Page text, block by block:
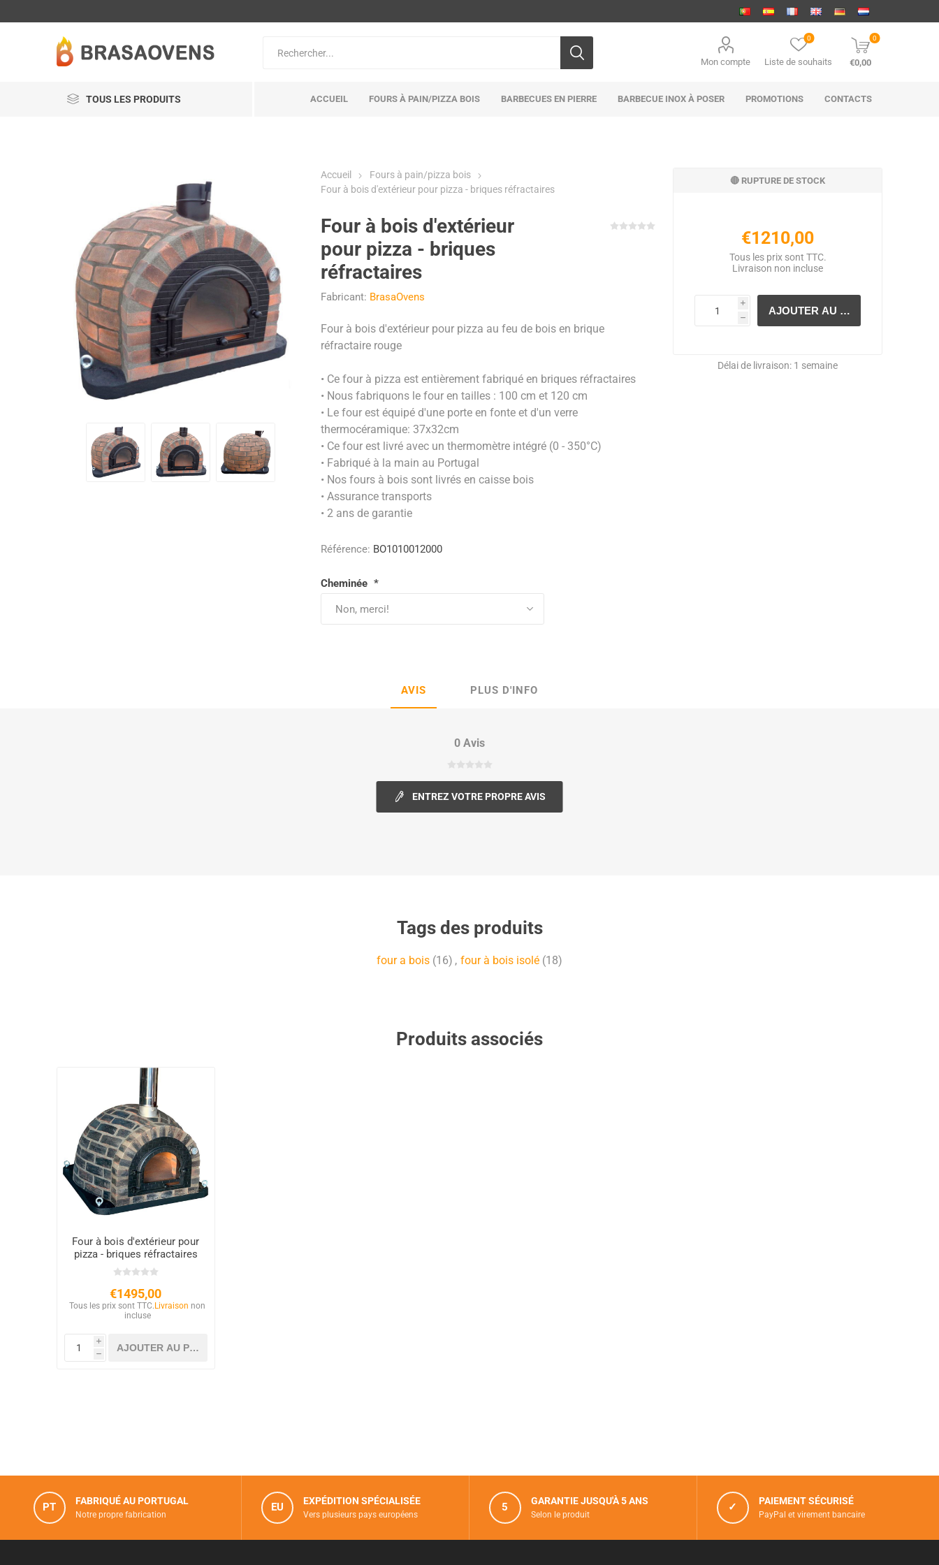
Mon compte Liste de souhaits
0 0
€0,00
TOUS LES PRODUITS ACCUEIL FOURS À PAIN/PIZZA BOIS BARBECUES EN PIERRE BARBECUE INOX À POSER PROMOTIONS CONTACTS
Accueil
Fours à pain/pizza bois
Four à bois d'extérieur pour pizza - briques réfractaires
Four à bois d'extérieur
pour pizza - briques
réfractaires
Fabricant: BrasaOvens
Four à bois d'extérieur pour pizza au feu de bois en brique
réfractaire rouge
• Ce four à pizza est entièrement fabriqué en briques réfractaires
• Nous fabriquons le four en tailles : 100 cm et 120 cm
• Le four est équipé d'une porte en fonte et d'un verre
thermocéramique: 37x32cm
• Ce four est livré avec un thermomètre intégré (0 - 350°C)
• Fabriqué à la main au Portugal
• Nos fours à bois sont livrés en caisse bois
• Assurance transports
• 2 ans de garantie
Référence: BO1010012000
Cheminée *
🔴 RUPTURE DE STOCK
€1210,00
Tous les prix sont TTC.
Livraison non incluse
i
h
Délai de livraison: 1 semaine
AVIS PLUS D'INFO
0 Avis
ENTREZ VOTRE PROPRE AVIS
Tags des produits
four a bois (16) , four à bois isolé (18)
Produits associés
Four à bois d'extérieur pour
pizza - briques réfractaires
noires
€1495,00
Tous les prix sont TTC. Livraison non
incluse
i
h
PT FABRIQUÉ AU PORTUGAL
Notre propre fabrication
EU EXPÉDITION SPÉCIALISÉE
Vers plusieurs pays européens
5 GARANTIE JUSQU'À 5 ANS
Selon le produit
✓ PAIEMENT SÉCURISÉ
PayPal et virement bancaire